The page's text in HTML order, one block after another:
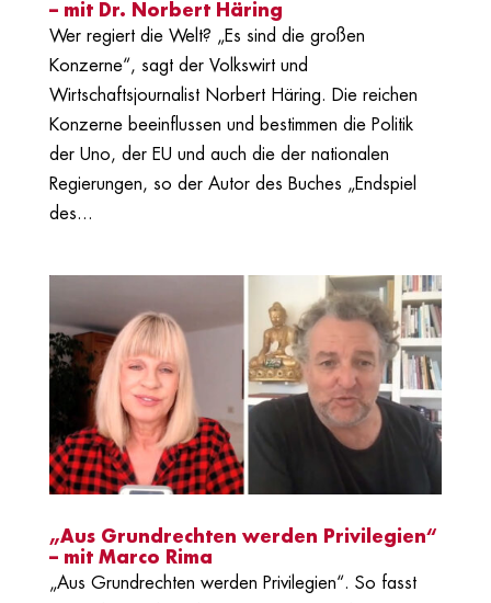
– mit Dr. Norbert Häring
Wer regiert die Welt? „Es sind die großen
Konzerne“, sagt der Volkswirt und
Wirtschaftsjournalist Norbert Häring. Die reichen
Konzerne beeinflussen und bestimmen die Politik
der Uno, der EU und auch die der nationalen
Regierungen, so der Autor des Buches „Endspiel
des...
„Aus Grundrechten werden Privilegien“
– mit Marco Rima
„Aus Grundrechten werden Privilegien“. So fasst